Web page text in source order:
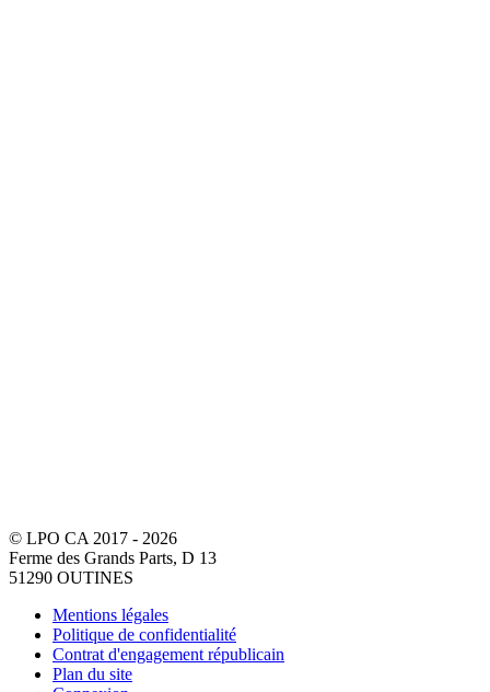
© LPO CA 2017 - 2026
Ferme des Grands Parts, D 13
51290 OUTINES
Mentions légales
Politique de confidentialité
Contrat d'engagement républicain
Plan du site